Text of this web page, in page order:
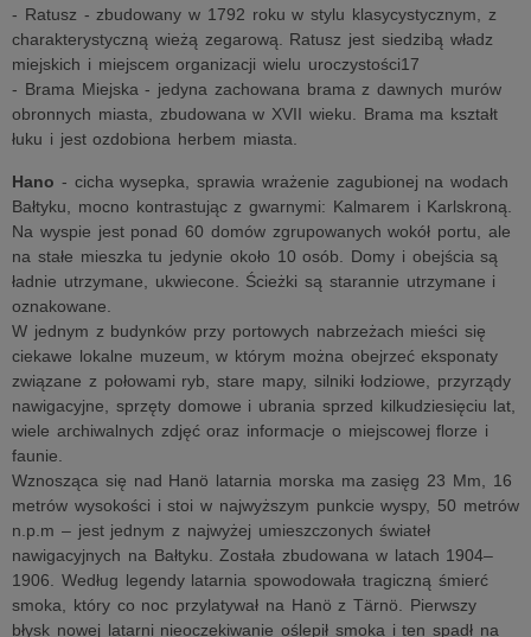
- Ratusz - zbudowany w 1792 roku w stylu klasycystycznym, z
charakterystyczną wieżą zegarową. Ratusz jest siedzibą władz
miejskich i miejscem organizacji wielu uroczystości17
- Brama Miejska - jedyna zachowana brama z dawnych murów
obronnych miasta, zbudowana w XVII wieku. Brama ma kształt
łuku i jest ozdobiona herbem miasta.
Hano - cicha wysepka, sprawia wrażenie zagubionej na wodach
Bałtyku, mocno kontrastując z gwarnymi: Kalmarem i Karlskroną.
Na wyspie jest ponad 60 domów zgrupowanych wokół portu, ale
na stałe mieszka tu jedynie około 10 osób. Domy i obejścia są
ładnie utrzymane, ukwiecone. Ścieżki są starannie utrzymane i
oznakowane.
W jednym z budynków przy portowych nabrzeżach mieści się
ciekawe lokalne muzeum, w którym można obejrzeć eksponaty
związane z połowami ryb, stare mapy, silniki łodziowe, przyrządy
nawigacyjne, sprzęty domowe i ubrania sprzed kilkudziesięciu lat,
wiele archiwalnych zdjęć oraz informacje o miejscowej florze i
faunie.
Wznosząca się nad Hanö latarnia morska ma zasięg 23 Mm, 16
metrów wysokości i stoi w najwyższym punkcie wyspy, 50 metrów
n.p.m – jest jednym z najwyżej umieszczonych świateł
nawigacyjnych na Bałtyku. Została zbudowana w latach 1904–
1906. Według legendy latarnia spowodowała tragiczną śmierć
smoka, który co noc przylatywał na Hanö z Tärnö. Pierwszy
błysk nowej latarni nieoczekiwanie oślepił smoka i ten spadł na